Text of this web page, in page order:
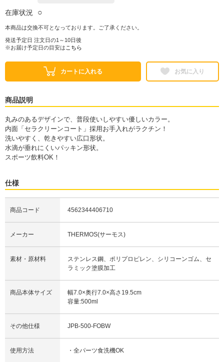
在庫状況 ○
本商品は交換不可となっております。ご了承ください。
発送予定日 注文日の1～10日後
※お届け予定日の目安は こちら
カートに入れる お気に入り
商品説明
丸みのあるデザインで、普段使いしやすい優しいカラー。
内面「セラクリーンコート」採用お手入れがラクチン！
洗いやすく、乾きやすい広口形状。
水滴が垂れにくいパッキン形状。
スポーツ飲料OK！
仕様
商品コード 4562344406710
メーカー THERMOS(サーモス)
素材・原材料
ステンレス鋼、ポリプロピレン、シリコーンゴム、セ
ラミック塗膜加工
商品本体サイズ
幅7.0×奥行7.0×高さ19.5cm
容量:500ml
その他仕様 JPB-500-FOBW
使用方法 ・全パーツ食洗機OK